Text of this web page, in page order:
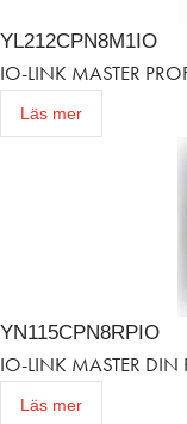
YL212CPN8M1IO
IO-LINK MASTER
Läs mer
YN115CPN8RPIO
IO-LINK MASTER DIN
Läs mer